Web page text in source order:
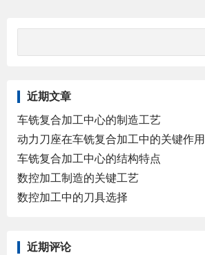
近期文章
车铣复合加工中心的制造工艺
动力刀座在车铣复合加工中的关键作用
车铣复合加工中心的结构特点
数控加工制造的关键工艺
数控加工中的刀具选择
近期评论